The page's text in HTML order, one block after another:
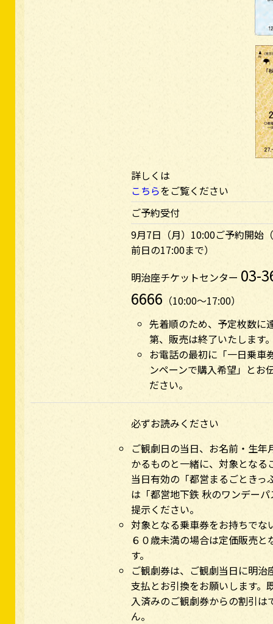
詳しくは
こちらをご覧ください
ご予約受付
9月7日（月）10:00ご予約開始
前日の17:00まで）
明治座チケットセンター 03-
6666 （10:00～17:00）
先着順のため、予定枚数に
第、販売は終了いたします
お電話の最初に「一日乗車
ンペーンで購入希望」とお
ださい。
必ずお読みください
ご観劇日の当日、お名前・生年
かるものと一緒に、対象となる
当日有効の「都営まるごときっ
は「都営地下鉄 秋のワンデー
提示ください。
対象となる乗車券をお持ちでな
６０歳未満の場合は定価販売と
す。
ご観劇券は、ご観劇当日に明治
支払とお引換をお願いします。
入済みのご観劇券からの割引は
ん。